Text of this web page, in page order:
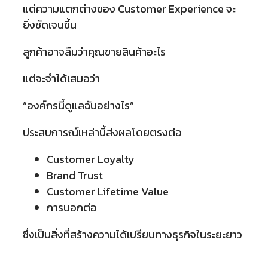
แต่ความแตกต่างของ Customer Experience จะ
ยิ่งชัดเจนขึ้น
ลูกค้าอาจลืมว่าคุณขายสินค้าอะไร
แต่จะจำได้เสมอว่า
“องค์กรนี้ดูแลฉันอย่างไร”
ประสบการณ์เหล่านี้ส่งผลโดยตรงต่อ
Customer Loyalty
Brand Trust
Customer Lifetime Value
การบอกต่อ
ซึ่งเป็นสิ่งที่สร้างความได้เปรียบทางธุรกิจในระยะยาว